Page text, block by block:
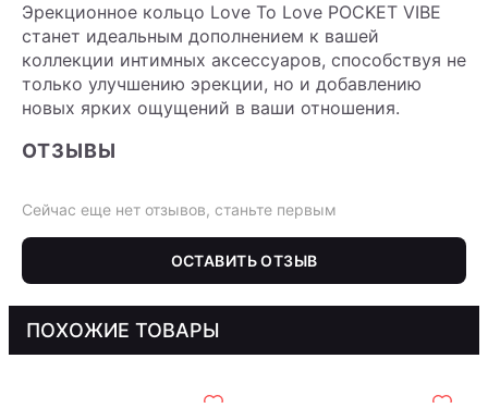
Эрекционное кольцо Love To Love POCKET VIBE
станет идеальным дополнением к вашей
коллекции интимных аксессуаров, способствуя не
только улучшению эрекции, но и добавлению
новых ярких ощущений в ваши отношения.
ОТЗЫВЫ
Сейчас еще нет отзывов, станьте первым
ОСТАВИТЬ ОТЗЫВ
ПОХОЖИЕ ТОВАРЫ